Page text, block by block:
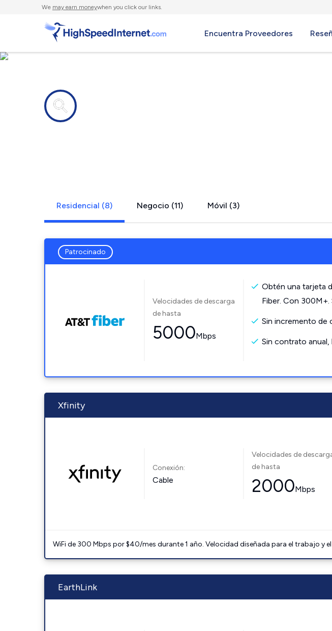
We may earn moneywhen you click our links.
Encuentra Proveedores
Residencial (8) Negocio (11) Móvil (3)
Patrocinado
Velocidades de descarga
de hasta
5000Mbps
Obtén una tarjeta
Fiber. Con 300M+.
Sin incremento de
Sin contrato
Xfinity
Conexión:
Cable
Velocidades de
de hasta
2000Mbps
WiFi de 300 Mbps por $40/mes durante 1 año. Velocidad diseñada para el trabajo y
EarthLink